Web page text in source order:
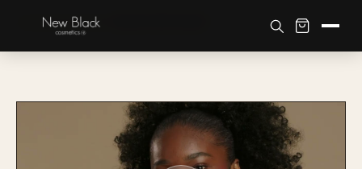
Accueil›Boutique›Teint